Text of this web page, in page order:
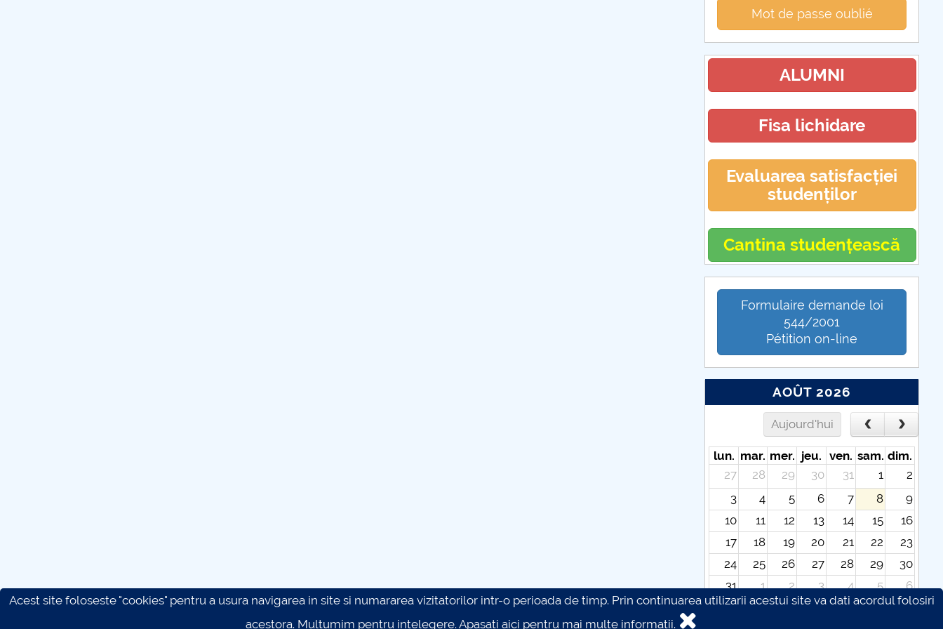
Mot de passe oublié
ALUMNI
Fisa lichidare
Evaluarea satisfacției
studenților
Cantina studențească
Formulaire demande loi
544/2001
Pétition on-line
AOÛT 2026
Aujourd'hui
lun. mar. mer. jeu. ven. sam. dim.
27
28 29 30 31 1
2
3
4 5 6 7 8
9
10
11 12 13 14 15
16
17
18 19 20 21 22
23
24
25 26 27 28 29
30
31
1 2 3 4 5
6
Acest site foloseste "cookies" pentru a usura navigarea in site si numararea vizitatorilor intr-o perioada de timp. Prin continuarea utilizarii acestui site va dati acordul folosiri
acestora. Multumim pentru intelegere.Apasati aici pentru mai multe informatii.